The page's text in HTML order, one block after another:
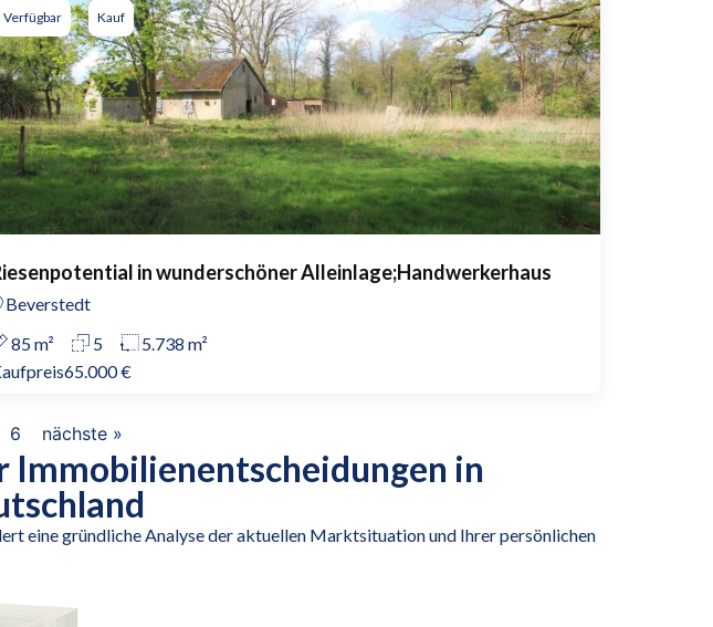
Verfügbar Kauf
in wunderschöner Alleinlage;Handwerkerhaus
Beverstedt
85 m²
5
5.738 m²
65.000 €
6 nächste »
Immobilienentscheidungen in
eine gründliche Analyse der aktuellen Marktsituation und Ihrer persönlichen